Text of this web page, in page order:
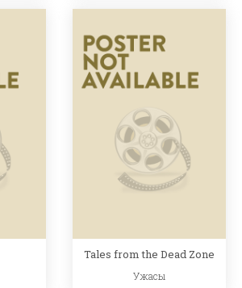
Tales from the Dead Zone
Ужасы